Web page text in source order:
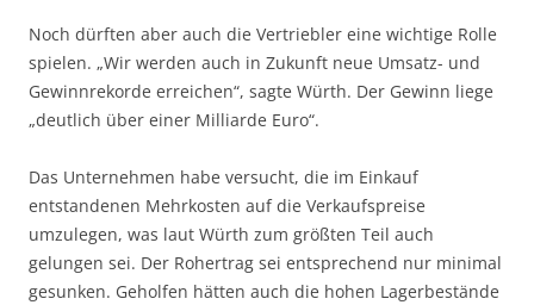
Noch dürften aber auch die Vertriebler eine wichtige Rolle
spielen. „Wir werden auch in Zukunft neue Umsatz- und
Gewinnrekorde erreichen“, sagte Würth. Der Gewinn liege
„deutlich über einer Milliarde Euro“.
Das Unternehmen habe versucht, die im Einkauf
entstandenen Mehrkosten auf die Verkaufspreise
umzulegen, was laut Würth zum größten Teil auch
gelungen sei. Der Rohertrag sei entsprechend nur minimal
gesunken. Geholfen hätten auch die hohen Lagerbestände